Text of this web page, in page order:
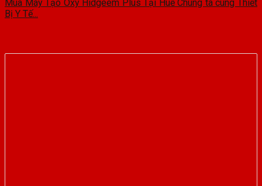
Mua Máy Tạo Oxy Hidgeem Plus Tại Huế Chúng ta cùng Thiết
Bị Y Tế...